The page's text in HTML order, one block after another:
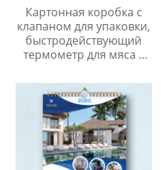
Картонная коробка с
клапаном для упаковки,
быстродействующий
термометр для мяса с
считыванием,
цифровой пищевой
зонд, подарочная
коробка